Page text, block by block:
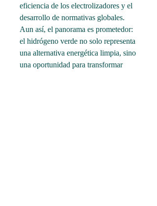
eficiencia de los electrolizadores y el
desarrollo de normativas globales.
Aun así, el panorama es prometedor:
el hidrógeno verde no solo representa
una alternativa energética limpia, sino
una oportunidad para transformar